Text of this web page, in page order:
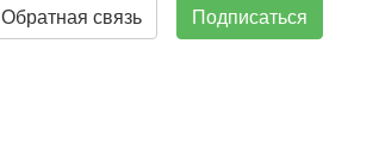
Подписаться
Обратная связь